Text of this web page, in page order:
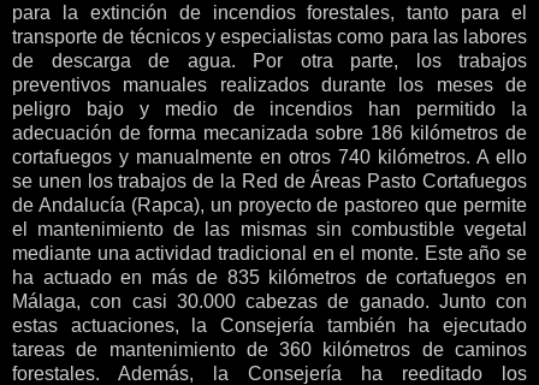
para la extinción de incendios forestales, tanto para el
transporte de técnicos y especialistas como para las labores
de descarga de agua. Por otra parte, los trabajos
preventivos manuales realizados durante los meses de
peligro bajo y medio de incendios han permitido la
adecuación de forma mecanizada sobre 186 kilómetros de
cortafuegos y manualmente en otros 740 kilómetros. A ello
se unen los trabajos de la Red de Áreas Pasto Cortafuegos
de Andalucía (Rapca), un proyecto de pastoreo que permite
el mantenimiento de las mismas sin combustible vegetal
mediante una actividad tradicional en el monte. Este año se
ha actuado en más de 835 kilómetros de cortafuegos en
Málaga, con casi 30.000 cabezas de ganado. Junto con
estas actuaciones, la Consejería también ha ejecutado
tareas de mantenimiento de 360 kilómetros de caminos
forestales. Además, la Consejería ha reeditado los